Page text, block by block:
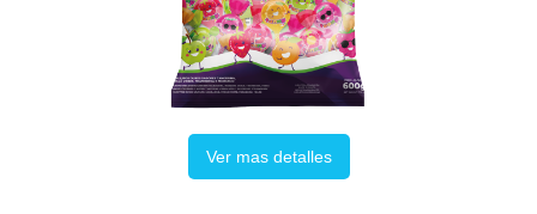
Ver mas detalles